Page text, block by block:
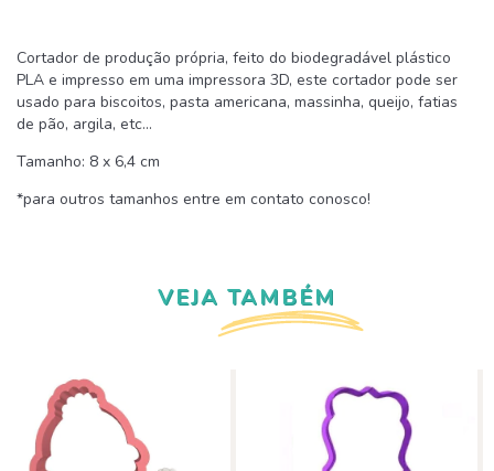
Cortador de produção própria, feito do biodegradável plástico
PLA e impresso em uma impressora 3D, este cortador pode ser
usado para biscoitos, pasta americana, massinha, queijo, fatias
de pão, argila, etc...
Tamanho: 8 x 6,4 cm
*para outros tamanhos entre em contato conosco!
VEJA TAMBÉM